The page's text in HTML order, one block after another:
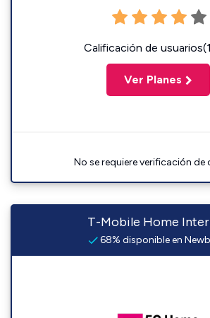
Calificación de
Ver Planes
No se requiere verificación de
T-Mobile Home
68% disponible en